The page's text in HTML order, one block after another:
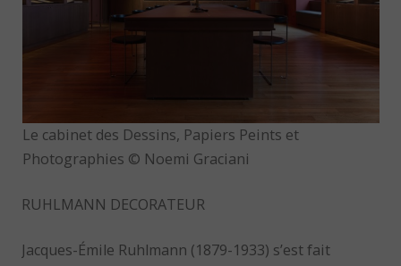
Le cabinet des Dessins, Papiers Peints et
Photographies © Noemi Graciani
RUHLMANN DECORATEUR
Jacques-Émile Ruhlmann (1879-1933) s’est fait